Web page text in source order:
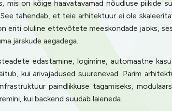
on kõige haavatavamad nõudluse piikide
tähendab, et teie arhitektuur ei ole
eriti oluline ettevõtete meeskondade jaoks,
järskude aegadega.
edastamine, logimine, automaatne
kui ärivajadused suurenevad. Parim
paindlikkuse tagamiseks,
kui backend suudab laieneda.